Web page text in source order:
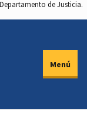
de Justicia.
Menú